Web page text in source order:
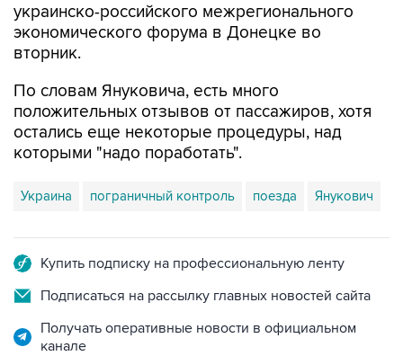
украинско-российского межрегионального
экономического форума в Донецке во
вторник.
По словам Януковича, есть много
положительных отзывов от пассажиров, хотя
остались еще некоторые процедуры, над
которыми "надо поработать".
Украина пограничный контроль поезда Янукович
Купить подписку на профессиональную ленту
Подписаться на рассылку главных новостей сайта
Получать оперативные новости в официальном
канале